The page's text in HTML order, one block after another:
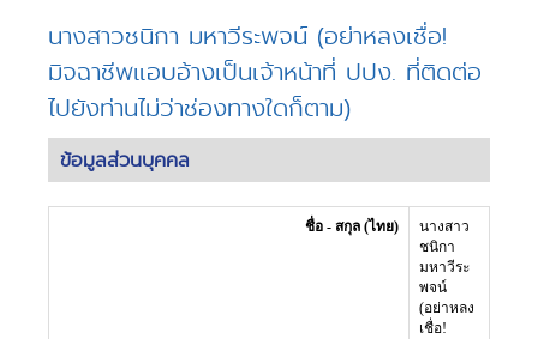
นางสาวชนิกา มหาวีระพจน์ (อย่าหลงเชื่อ!
มิจฉาชีพแอบอ้างเป็นเจ้าหน้าที่ ปปง. ที่ติดต่อ
ไปยังท่านไม่ว่าช่องทางใดก็ตาม)
ข้อมูลส่วนบุคคล
ชื่อ - สกุล (ไทย)
นางสาว
ชนิกา
มหาวีระ
พจน์
(อย่าหลง
เชื่อ!